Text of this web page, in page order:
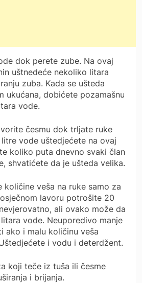
dok perete zube. Na ovaj
uštnedeće nekoliko litara
zuba. Kada se ušteda
ukućana, dobićete pozamašnu
vode.
česmu dok trljate ruke
vode uštedjećete na ovaj
koliko puta dnevno svaki član
shvatićete da je ušteda velika.
količine veša na ruke samo za
lavoru potrošite 20
ali ovako može da
vode. Neuporedivo manje
ako i malu količinu veša
i vodu i deterdžent.
koji teče iz tuša ili česme
i brijanja.